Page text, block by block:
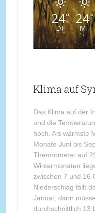
24°
DI
24°
MI
Klima auf
Das Klima auf der
und die
hoch. Als wärmste
Monate Juni bis
Thermometer auf
Wintermonaten
zwischen 7 und 16
Niederschlag fällt
Januar, dann
durchschnittlich 13